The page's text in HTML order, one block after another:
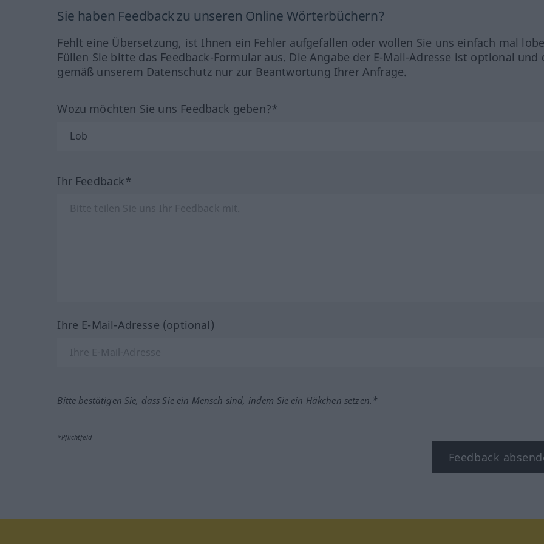
Sie haben Feedback zu unseren Online Wörterbüchern?
Fehlt eine Übersetzung, ist Ihnen ein Fehler aufgefallen oder wollen Sie uns einfach mal
Füllen Sie bitte das Feedback-Formular aus. Die Angabe der E-Mail-Adresse ist optional und
gemäß unserem Datenschutz nur zur Beantwortung Ihrer Anfrage.
Wozu möchten Sie uns Feedback geben?*
Ihr Feedback*
Ihre E-Mail-Adresse (optional)
Bitte bestätigen Sie, dass Sie ein Mensch sind, indem Sie ein Häkchen setzen.*
*Pflichtfeld
Feedback